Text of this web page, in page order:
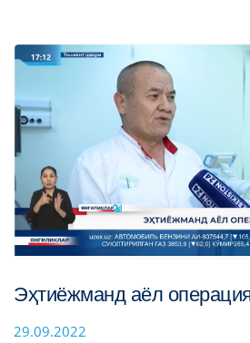
Эҳтиёжманд аёл
29.09.2022